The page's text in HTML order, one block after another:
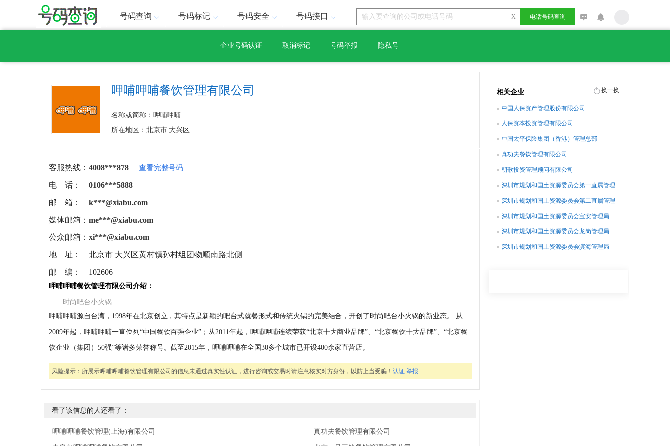
号码查询 号码标记 号码安全 号码接口 X 电话号码查询
企业号码认证 取消标记 号码举报 隐私号
呷哺呷哺餐饮管理有限公司
名称或简称：呷哺呷哺
所在地区：北京市 大兴区
客服热线： 4008***878 查看完整号码
电 话： 0106***5888
邮 箱： k***@xiabu.com
媒体邮箱： me***@xiabu.com
公众邮箱： xi***@xiabu.com
地 址： 北京市 大兴区黄村镇孙村组团物顺南路北侧
邮 编： 102606
呷哺呷哺餐饮管理有限公司介绍：
时尚吧台小火锅
呷哺呷哺源自台湾，1998年在北京创立，其特点是新颖的吧台式就餐形式和传统火锅的完美结合，开创了时尚吧台小火锅的新业态。 从
2009年起，呷哺呷哺一直位列“中国餐饮百强企业”；从2011年起，呷哺呷哺连续荣获“北京十大商业品牌”、“北京餐饮十大品牌”、“北京餐
饮企业（集团）50强”等诸多荣誉称号。截至2015年，呷哺呷哺在全国30多个城市已开设400余家直营店。
风险提示： 所展示呷哺呷哺餐饮管理有限公司的信息未通过真实性认证，进行咨询或交易时请注意核实对方身份，以防上当受骗！ 认证 举报
看了该信息的人还看了：
呷哺呷哺餐饮管理(上海)有限公司 真功夫餐饮管理有限公司
相关企业 换一换
中国人保资产管理股份有限公司
人保资本投资管理有限公司
中国太平保险集团（香港）管理总部
真功夫餐饮管理有限公司
朝歌投资管理顾问有限公司
深圳市规划和国土资源委员会第一直属管理
深圳市规划和国土资源委员会第二直属管理
深圳市规划和国土资源委员会宝安管理局
深圳市规划和国土资源委员会龙岗管理局
深圳市规划和国土资源委员会滨海管理局